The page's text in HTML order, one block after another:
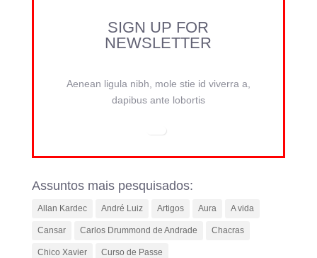
SIGN UP FOR
NEWSLETTER
Aenean ligula nibh, mole stie id viverra a,
dapibus ante lobortis
Assuntos mais pesquisados:
Allan Kardec André Luiz Artigos Aura A vida
Cansar Carlos Drummond de Andrade Chacras
Chico Xavier Curso de Passe